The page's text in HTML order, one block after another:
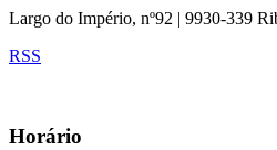
Largo do Império, nº92 | 9930-339
RSS
Horário